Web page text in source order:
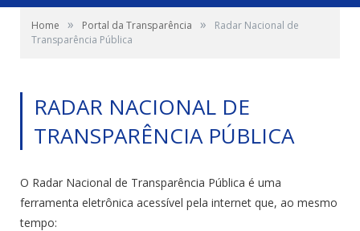
Home » Portal da Transparência »
Radar Nacional de
Transparência Pública
RADAR NACIONAL DE
TRANSPARÊNCIA PÚBLICA
O Radar Nacional de Transparência Pública é uma
ferramenta eletrônica acessível pela internet que, ao mesmo
tempo: